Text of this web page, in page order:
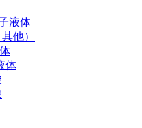
液体
他）
体